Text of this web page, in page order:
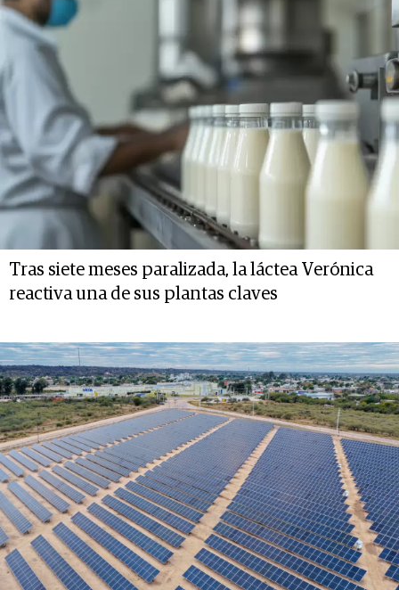
Tras siete meses paralizada, la láctea Verónica
reactiva una de sus plantas claves